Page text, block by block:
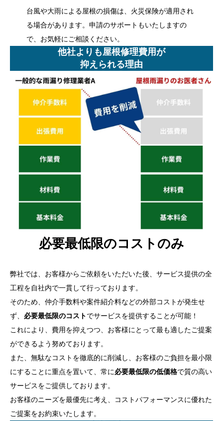
台風や大雨による屋根の損傷は、火災保険が適用され
る場合があります。申請のサポートもいたしますの
で、お気軽にご相談ください。
他社よりも屋根修理費用が
抑えられる理由
必要最低限のコストのみ
弊社では、お客様からご依頼をいただいた後、サービス提供の全
工程を自社内で一貫して行っております。
そのため、仲介手数料や案件紹介料などの外部コストが発生せ
ず、 必要最低限のコストでサービスを提供することが可能！
これにより、費用を抑えつつ、お客様にとって最も適したご提案
ができるよう努めております。
また、無駄なコストを徹底的に削減し、お客様のご負担を最小限
にすることに重点を置いて、常に必要最低限の低価格で質の高い
サービスをご提供しております。
お客様のニーズを最優先に考え、コストパフォーマンスに優れた
ご提案をお約束いたします。